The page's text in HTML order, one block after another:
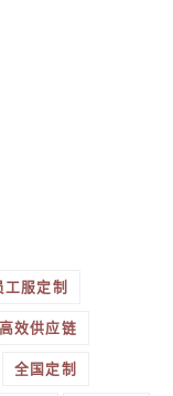
工服定制
高效供应链
全国定制